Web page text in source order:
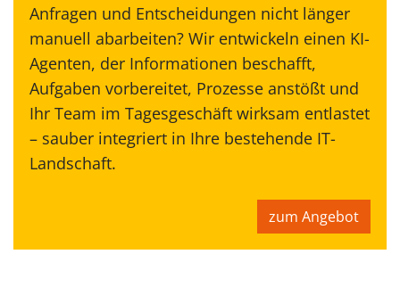
Anfragen und Entscheidungen nicht länger
manuell abarbeiten? Wir entwickeln einen KI-
Agenten, der Informationen beschafft,
Aufgaben vorbereitet, Prozesse anstößt und
Ihr Team im Tagesgeschäft wirksam entlastet
– sauber integriert in Ihre bestehende IT-
Landschaft.
zum Angebot